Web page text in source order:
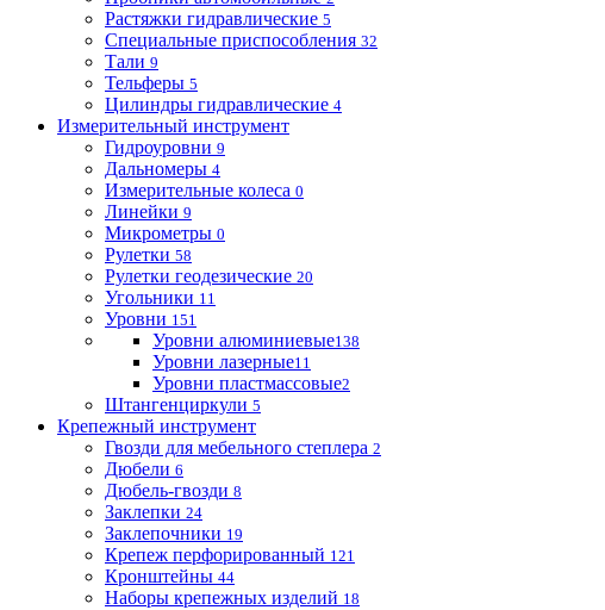
Растяжки гидравлические 5
Специальные приспособления 32
Тали 9
Тельферы 5
Цилиндры гидравлические 4
Измерительный инструмент
Гидроуровни 9
Дальномеры 4
Измерительные колеса 0
Линейки 9
Микрометры 0
Рулетки 58
Рулетки геодезические 20
Угольники 11
Уровни 151
Уровни алюминиевые138
Уровни лазерные11
Уровни пластмассовые2
Штангенциркули 5
Крепежный инструмент
Гвозди для мебельного степлера 2
Дюбели 6
Дюбель-гвозди 8
Заклепки 24
Заклепочники 19
Крепеж перфорированный 121
Кронштейны 44
Наборы крепежных изделий 18